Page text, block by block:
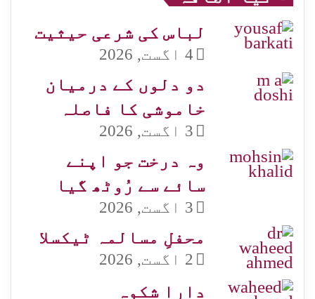
لباس کی شرعی حیثیت
4 اگست, 2026
دو دلوں کے درمیان
خاموشی کا فاصلہ
3 اگست, 2026
وہ درخت جو اپنے
سائے سے رُوٹھ گیا
3 اگست, 2026
محفلِ مسالمہ ٹیکسلا
2 اگست, 2026
دارا شکوہ